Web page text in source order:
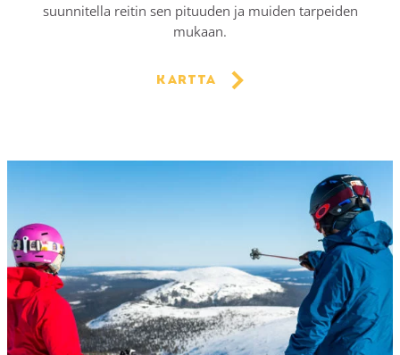
suunnitella reitin sen pituuden ja muiden tarpeiden
mukaan.
Kartta